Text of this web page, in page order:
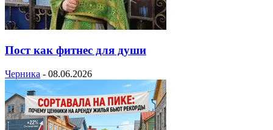
Пост как фитнес для души
Черника - 08.06.2026